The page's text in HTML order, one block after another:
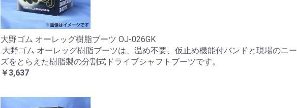
大野ゴム オーレッグ樹脂ブーツ OJ-026GK
.大野ゴム オーレッグ樹脂ブーツは、温め不要、仮止め機能付バンドと現場のニー
ズをとらえた樹脂製の分割式ドライブシャフトブーツです。
￥3,637